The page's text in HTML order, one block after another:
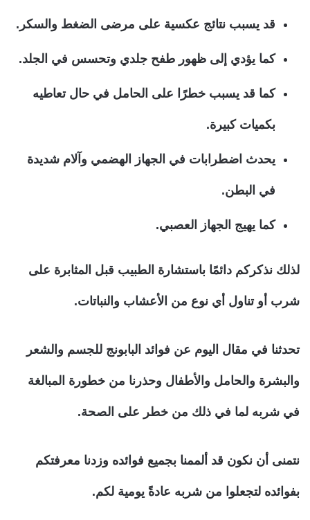
قد يسبب نتائج عكسية على مرضى الضغط والسكر.
كما يؤدي إلى ظهور طفح جلدي وتحسس في الجلد.
كما قد يسبب خطرًا على الحامل في حال تعاطيه
بكميات كبيرة.
يحدث اضطرابات في الجهاز الهضمي وآلام شديدة
في البطن.
كما يهيج الجهاز العصبي.
لذلك نذكركم دائمًا باستشارة الطبيب قبل المثابرة على
شرب أو تناول أي نوع من الأعشاب والنباتات.
تحدثنا في مقال اليوم عن فوائد البابونج للجسم والشعر
والبشرة والحامل والأطفال وحذرنا من خطورة المبالغة
في شربه لما في ذلك من خطر على الصحة.
نتمنى أن نكون قد ألممنا بجميع فوائده وزدنا معرفتكم
بفوائده لتجعلوا من شربه عادةً يومية لكم.